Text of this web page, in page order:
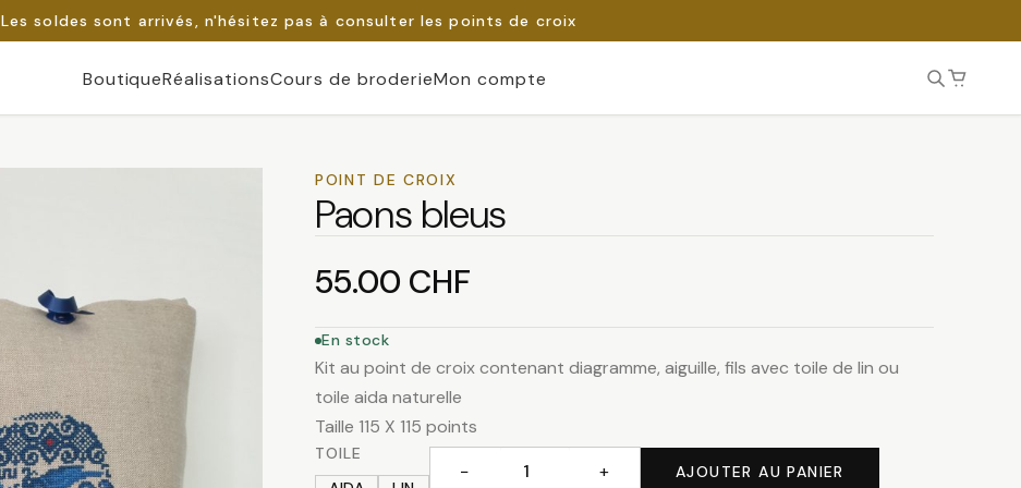
Les soldes sont arrivés, n'hésitez pas à consulter les points de croix
BoutiqueRéalisationsCours de broderieMon compte
POINT DE CROIX
Paons bleus
55.00 CHF
En stock
Kit au point de croix contenant diagramme, aiguille, fils avec toile de lin ou
toile aida naturelle
Taille 115 X 115 points
TOILE
− + AJOUTER AU PANIER